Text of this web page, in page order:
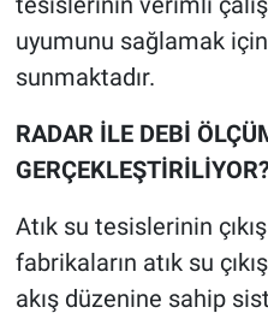
uyumunu sağlamak
sunmaktadır.
RADAR İLE DEBİ
Atık su tesislerinin
fabrikaların atık su
akış düzenine sahip